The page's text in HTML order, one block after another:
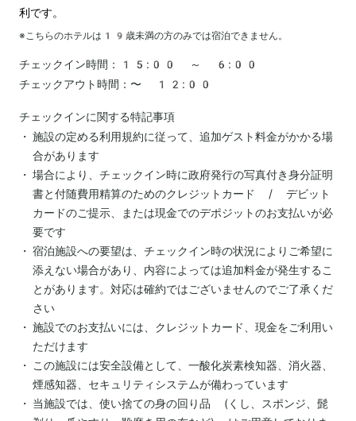
利です。
※こちらのホテルは 19 歳未満の方のみでは宿泊できません。
チェックイン時間：
15:00 ～ 6:00
チェックアウト時間： 〜 12:00
チェックインに関する特記事項
施設の定める利用規約に従って、追加ゲスト料金がかかる場
合があります
場合により、チェックイン時に政府発行の写真付き身分証明
書と付随費用精算のためのクレジットカード / デビット
カードのご提示、または現金でのデポジットのお支払いが必
要です
宿泊施設への要望は、チェックイン時の状況によりご希望に
添えない場合があり、内容によっては追加料金が発生するこ
とがあります。対応は確約ではございませんのでご了承くだ
さい
施設でのお支払いには、クレジットカード、現金をご利用い
ただけます
この施設には安全設備として、一酸化炭素検知器、消火器、
煙感知器、セキュリティシステムが備わっています
当施設では、使い捨ての身の回り品 (くし、スポンジ、髭